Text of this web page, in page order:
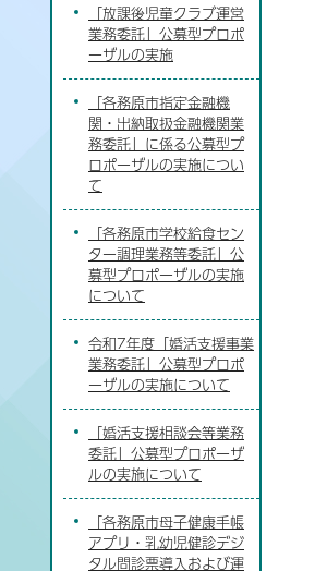
「放課後児童クラブ運営
業務委託」公募型プロポ
ーザルの実施
「各務原市指定金融機
関・出納取扱金融機関業
務委託」に係る公募型プ
ロポーザルの実施につい
て
「各務原市学校給食セン
ター調理業務等委託」公
募型プロポーザルの実施
について
令和7年度「婚活支援事業
業務委託」公募型プロポ
ーザルの実施について
「婚活支援相談会等業務
委託」公募型プロポーザ
ルの実施について
「各務原市母子健康手帳
アプリ・乳幼児健診デジ
タル問診票導入および運